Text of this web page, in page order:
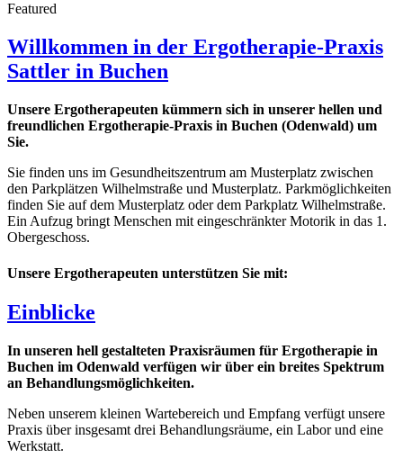
Featured
Willkommen in der Ergotherapie-Praxis
Sattler in Buchen
Unsere Ergotherapeuten kümmern sich in unserer hellen und
freundlichen Ergotherapie-Praxis in Buchen (Odenwald) um
Sie.
Sie finden uns im Gesundheitszentrum am Musterplatz zwischen
den Parkplätzen Wilhelmstraße und Musterplatz. Parkmöglichkeiten
finden Sie auf dem Musterplatz oder dem Parkplatz Wilhelmstraße.
Ein Aufzug bringt Menschen mit eingeschränkter Motorik in das 1.
Obergeschoss.
Unsere Ergotherapeuten unterstützen Sie mit:
Einblicke
In unseren hell gestalteten Praxisräumen für Ergotherapie in
Buchen im Odenwald verfügen wir über ein breites Spektrum
an Behandlungsmöglichkeiten.
Neben unserem kleinen Wartebereich und Empfang verfügt unsere
Praxis über insgesamt drei Behandlungsräume, ein Labor und eine
Werkstatt.